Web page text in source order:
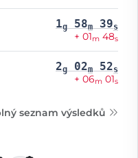
1g 58m 39s
+ 01m 48s
2g 02m 52s
+ 06m 01s
seznam výsledků